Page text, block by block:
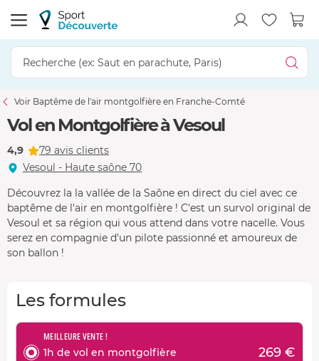
Voir Baptême de l'air montgolfière en Franche-Comté
Vol en Montgolfière à Vesoul
4,9
79 avis clients
Vesoul - Haute saône 70
Découvrez la la vallée de la Saône en direct du ciel avec ce
baptême de l'air en montgolfière ! C'est un survol original de
Vesoul et sa région qui vous attend dans votre nacelle. Vous
serez en compagnie d'un pilote passionné et amoureux de
son ballon !
Les formules
MEILLEURE VENTE !
1h de vol en montgolfière 269 €